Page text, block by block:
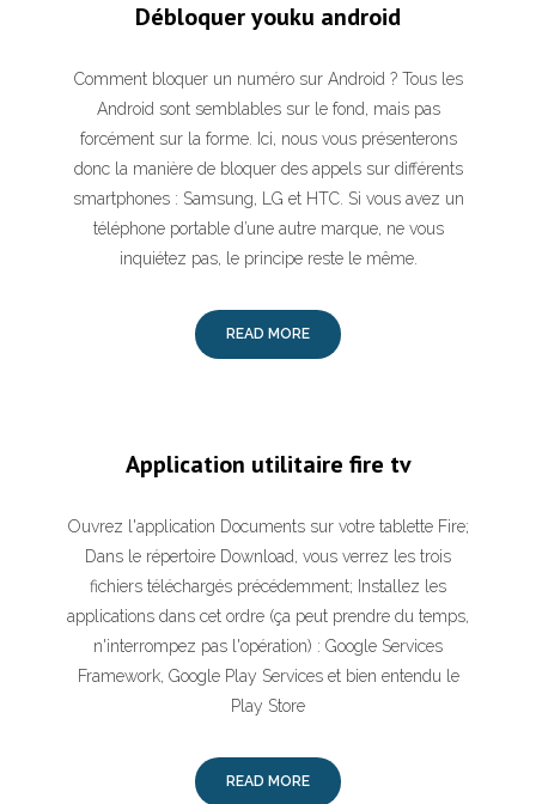
Débloquer youku android
Comment bloquer un numéro sur Android ? Tous les
Android sont semblables sur le fond, mais pas
forcément sur la forme. Ici, nous vous présenterons
donc la manière de bloquer des appels sur différents
smartphones : Samsung, LG et HTC. Si vous avez un
téléphone portable d’une autre marque, ne vous
inquiétez pas, le principe reste le même.
READ MORE
Application utilitaire fire tv
Ouvrez l'application Documents sur votre tablette Fire;
Dans le répertoire Download, vous verrez les trois
fichiers téléchargés précédemment; Installez les
applications dans cet ordre (ça peut prendre du temps,
n'interrompez pas l'opération) : Google Services
Framework, Google Play Services et bien entendu le
Play Store
READ MORE